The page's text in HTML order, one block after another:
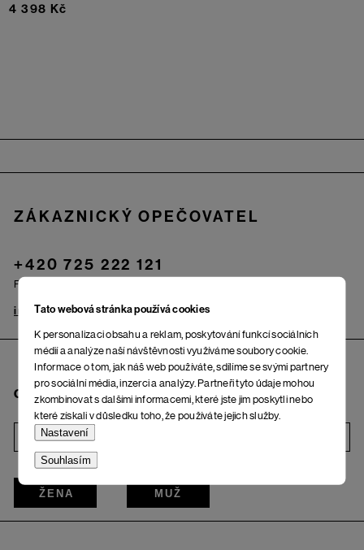
Tato webová stránka používá cookies
K personalizaci obsahu a reklam, poskytování funkcí sociálních
médií a analýze naší návštěvnosti využíváme soubory cookie.
Informace o tom, jak náš web používáte, sdílíme se svými partnery
pro sociální média, inzerci a analýzy. Partneři tyto údaje mohou
zkombinovat s dalšími informacemi, které jste jim poskytli nebo
které získali v důsledku toho, že používáte jejich služby.
Nastavení
Souhlasím
4 398 Kč
ZÁKAZNICKÝ OPEČOVATEL
+420 725 222 121
Po – Pá: od 9.00 do 17.00 hod.
info@woox.cz Kontakt
Chci odebírat newsletter
ŽENA MUŽ